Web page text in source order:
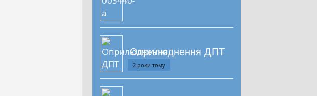
Оприлюднення ДПТ
2 роки тому